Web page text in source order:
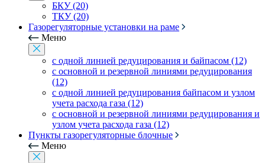
БКУ (20)
ТКУ (20)
Газорегуляторные установки на раме
Меню
с одной линией редуцирования и байпасом (12)
с основной и резервной линиями редуцирования
(12)
с одной линией редуцирования байпасом и узлом
учета расхода газа (12)
с основной и резервной линиями редуцирования и
узлом учета расхода газа (12)
Пункты газорегуляторные блочные
Меню